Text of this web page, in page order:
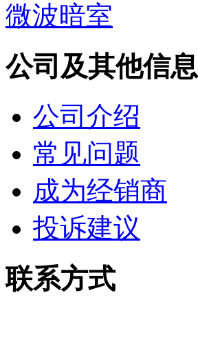
微波暗室
公司及其他信息
公司介绍
常见问题
成为经销商
投诉建议
联系方式